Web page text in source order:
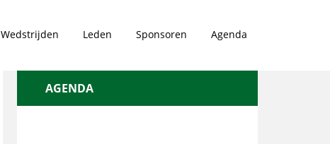
Wedstrijden Leden Sponsoren Agenda
AGENDA